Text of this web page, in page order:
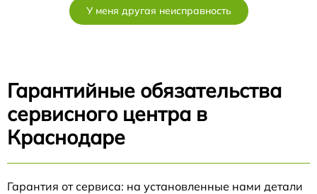
У меня другая неисправность
Гарантийные обязательства
сервисного центра в
Краснодаре
Гарантия от сервиса: на установленные нами детали